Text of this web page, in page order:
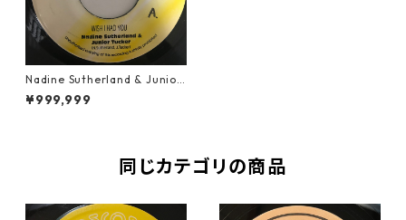
Nadine Sutherland & Junior
Tucker - Wish I Had You【7-
10774】
¥999,999
同じカテゴリの商品